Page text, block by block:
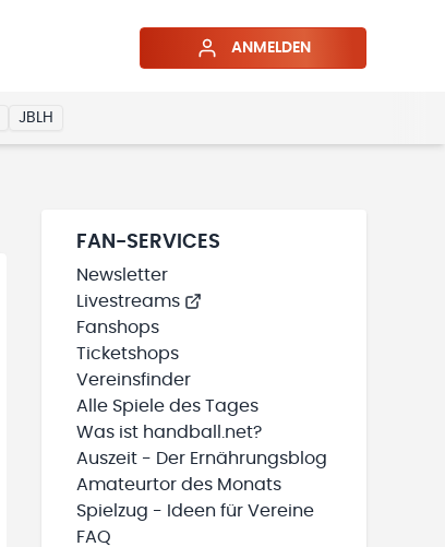
ANMELDEN
JBLH
FAN-SERVICES
Newsletter
Livestreams
Fanshops
Ticketshops
Vereinsfinder
Alle Spiele des Tages
Was ist handball.net?
Auszeit - Der Ernährungsblog
Amateurtor des Monats
Spielzug - Ideen für Vereine
FAQ